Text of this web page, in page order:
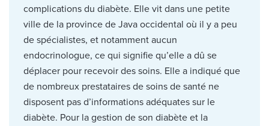
complications du diabète. Elle vit dans une petite
ville de la province de Java occidental où il y a peu
de spécialistes, et notamment aucun
endocrinologue, ce qui signifie qu’elle a dû se
déplacer pour recevoir des soins. Elle a indiqué que
de nombreux prestataires de soins de santé ne
disposent pas d’informations adéquates sur le
diabète. Pour la gestion de son diabète et la